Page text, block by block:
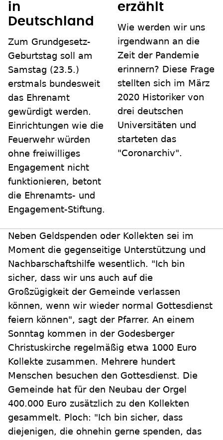
in
Deutschland
Zum Grundgesetz-
Geburtstag soll am
Samstag (23.5.)
erstmals bundesweit
das Ehrenamt
gewürdigt werden.
Einrichtungen wie die
Feuerwehr würden
ohne freiwilliges
Engagement nicht
funktionieren, betont
die Ehrenamts- und
Engagement-Stiftung.
erzählt
Wie werden wir uns
irgendwann an die
Zeit der Pandemie
erinnern? Diese Frage
stellten sich im März
2020 Historiker von
drei deutschen
Universitäten und
starteten das
"Coronarchiv".
Neben Geldspenden oder Kollekten sei im
Moment die gegenseitige Unterstützung und
Nachbarschaftshilfe wesentlich. "Ich bin
sicher, dass wir uns auch auf die
Großzügigkeit der Gemeinde verlassen
können, wenn wir wieder normal Gottesdienst
feiern können", sagt der Pfarrer. An einem
Sonntag kommen in der Godesberger
Christuskirche regelmäßig etwa 1000 Euro
Kollekte zusammen. Mehrere hundert
Menschen besuchen den Gottesdienst. Die
Gemeinde hat für den Neubau der Orgel
400.000 Euro zusätzlich zu den Kollekten
gesammelt. Ploch: "Ich bin sicher, dass
diejenigen, die ohnehin gerne spenden, das